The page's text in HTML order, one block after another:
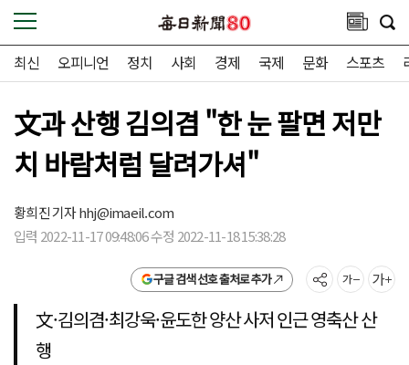
최신 오피니언 정치 사회 경제 국제 문화 스포츠
文과 산행 김의겸 "한 눈 팔면 저만
치 바람처럼 달려가셔"
황희진 기자hhj@imaeil.com
입력 2022-11-17 09:48:06 수정 2022-11-18 15:38:28
구글 검색 선호 출처로 추가
文·김의겸·최강욱·윤도한 양산 사저 인근 영축산 산
행